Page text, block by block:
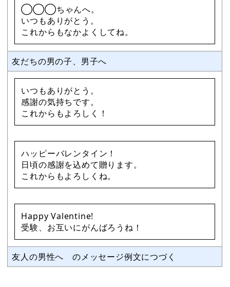
◯◯◯ちゃんへ。
いつもありがとう。
これからもなかよくしてね。
友だちの男の子、男子へ
いつもありがとう。
感謝の気持ちです。
これからもよろしく！
ハッピーバレンタイン！
日頃の感謝を込めて贈ります。
これからもよろしくね。
Happy Valentine!
受験、お互いにがんばろうね！
友人の男性へ のメッセージ例文につづく